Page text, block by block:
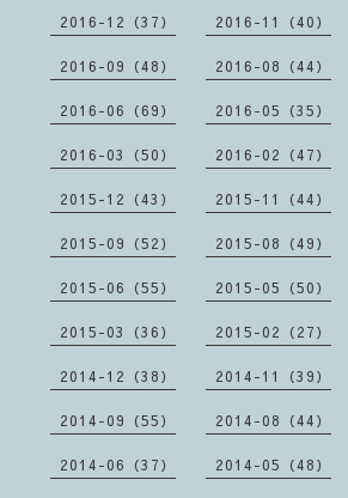
2016-12（37） 2016-11（40）
2016-09（48） 2016-08（44）
2016-06（69） 2016-05（35）
2016-03（50） 2016-02（47）
2015-12（43） 2015-11（44）
2015-09（52） 2015-08（49）
2015-06（55） 2015-05（50）
2015-03（36） 2015-02（27）
2014-12（38） 2014-11（39）
2014-09（55） 2014-08（44）
2014-06（37） 2014-05（48）